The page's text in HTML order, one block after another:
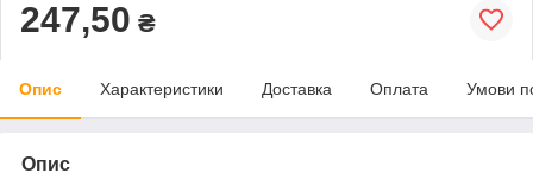
247,50 ₴
Опис Характеристики Доставка Оплата Умови
Опис